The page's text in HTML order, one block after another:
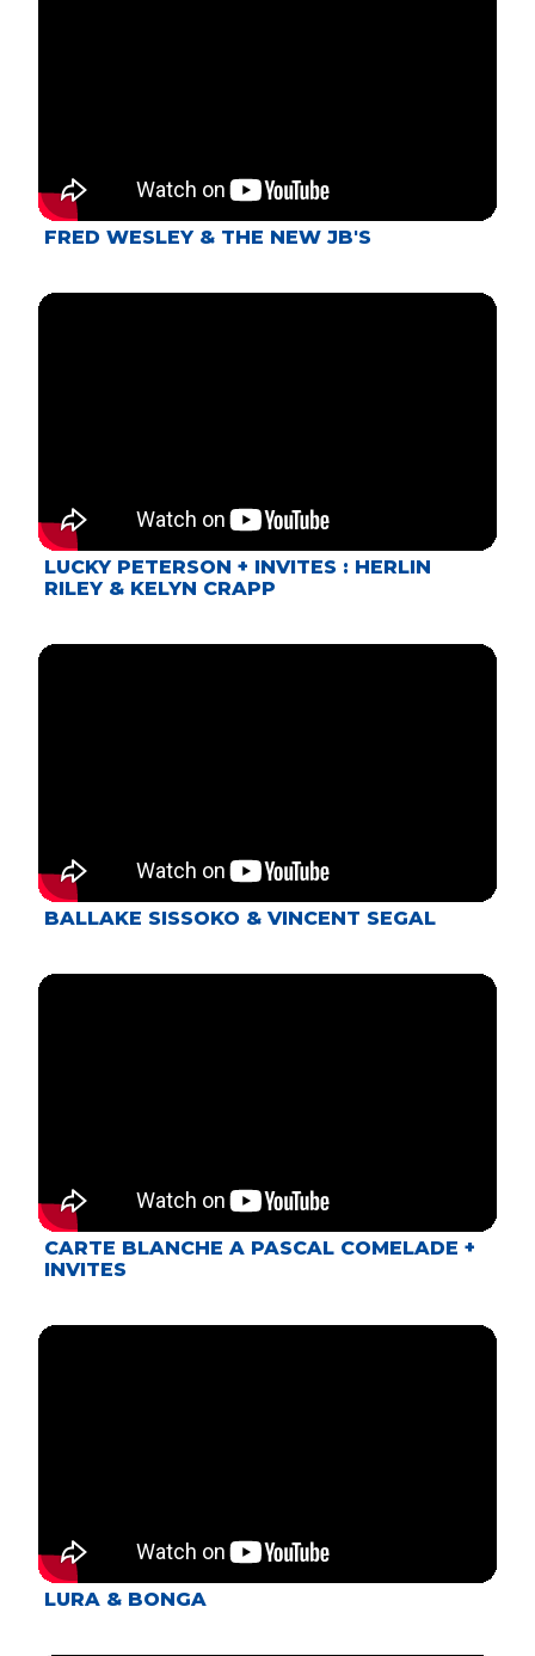
FRED WESLEY & THE NEW JB'S
LUCKY PETERSON + INVITES : HERLIN
RILEY & KELYN CRAPP
BALLAKE SISSOKO & VINCENT SEGAL
CARTE BLANCHE A PASCAL COMELADE +
INVITES
LURA & BONGA